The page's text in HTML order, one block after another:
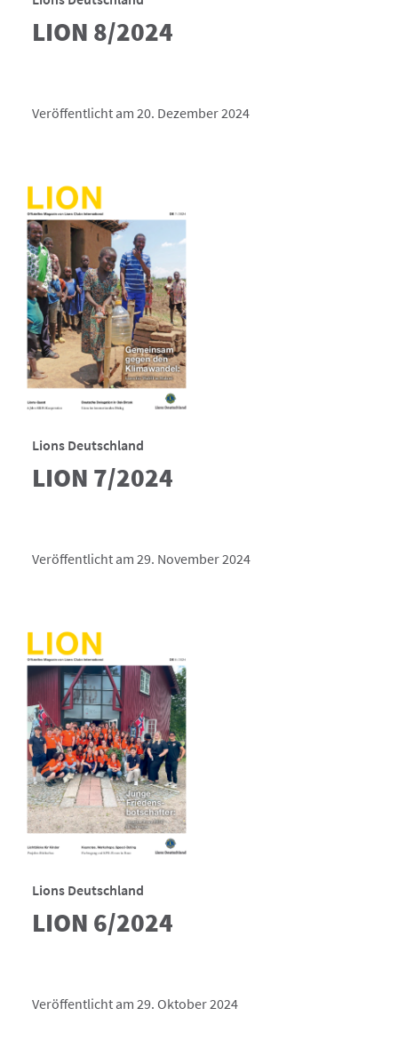
LION 8/2024
Veröffentlicht am 20. Dezember 2024
Lions Deutschland
LION 7/2024
Veröffentlicht am 29. November 2024
Lions Deutschland
LION 6/2024
Veröffentlicht am 29. Oktober 2024